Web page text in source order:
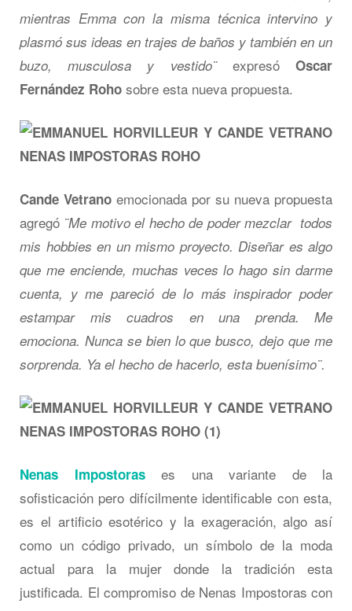
mientras Emma con la misma técnica intervino y
plasmó sus ideas en trajes de baños y también en un
buzo, musculosa y vestido¨expresóOscar
Fernández Roho sobre esta nueva propuesta.
Cande Vetrano emocionada por su nueva propuesta
agregó ¨Me motivo el hecho de poder mezclar todos
mis hobbies en un mismo proyecto. Diseñar es algo
que me enciende, muchas veces lo hago sin darme
cuenta, y me pareció de lo más inspirador poder
estampar mis cuadros en una prenda. Me
emociona. Nunca se bien lo que busco, dejo que me
sorprenda. Ya el hecho de hacerlo, esta buenísimo¨.
Nenas Impostoras
es una variante de la
sofisticación pero difícilmente identificable con esta,
es el artificio esotérico y la exageración, algo así
como un código privado, un símbolo de la moda
actual para la mujer donde la tradición esta
justificada. El compromiso de Nenas Impostoras con